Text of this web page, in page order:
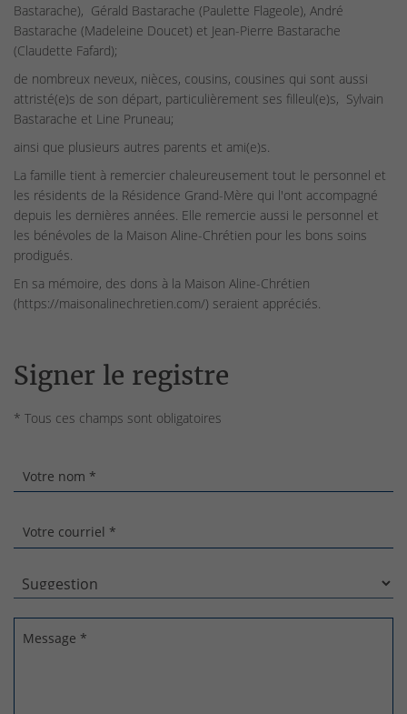
Bastarache), Gérald Bastarache (Paulette Flageole), André
Bastarache (Madeleine Doucet) et Jean-Pierre Bastarache
(Claudette Fafard);
de nombreux neveux, nièces, cousins, cousines qui sont aussi
attristé(e)s de son départ, particulièrement ses filleul(e)s, Sylvain
Bastarache et Line Pruneau;
ainsi que plusieurs autres parents et ami(e)s.
La famille tient à remercier chaleureusement tout le personnel et
les résidents de la Résidence Grand-Mère qui l'ont accompagné
depuis les dernières années. Elle remercie aussi le personnel et
les bénévoles de la Maison Aline-Chrétien pour les bons soins
prodigués.
En sa mémoire, des dons à la Maison Aline-Chrétien
(https://maisonalinechretien.com/) seraient appréciés.
Signer le registre
* Tous ces champs sont obligatoires
Votre nom *
Votre courriel *
Message *